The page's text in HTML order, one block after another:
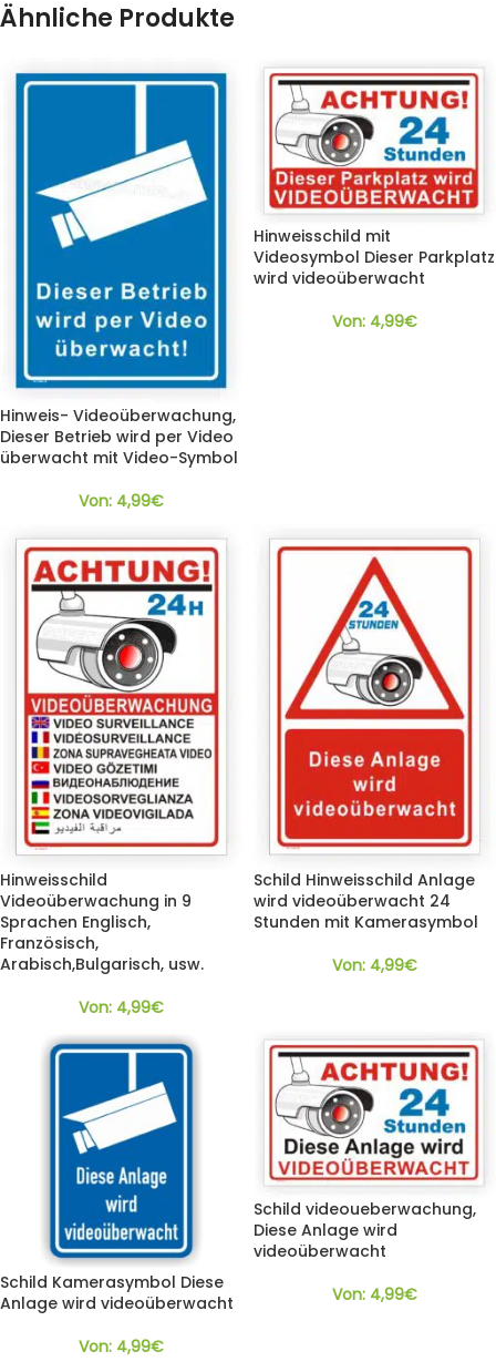
Ähnliche Produkte
Hinweis- Videoüberwachung,
Dieser Betrieb wird per Video
überwacht mit Video-Symbol
Von: 4,99€
Hinweisschild mit
Videosymbol Dieser Parkplatz
wird videoüberwacht
Von: 4,99€
Hinweisschild
Videoüberwachung in 9
Sprachen Englisch,
Französisch,
Arabisch,Bulgarisch, usw.
Von: 4,99€
Schild Hinweisschild Anlage
wird videoüberwacht 24
Stunden mit Kamerasymbol
Von: 4,99€
Schild Kamerasymbol Diese
Anlage wird videoüberwacht
Von: 4,99€
Schild videoueberwachung,
Diese Anlage wird
videoüberwacht
Von: 4,99€